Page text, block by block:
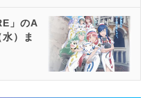
」のA
）ま